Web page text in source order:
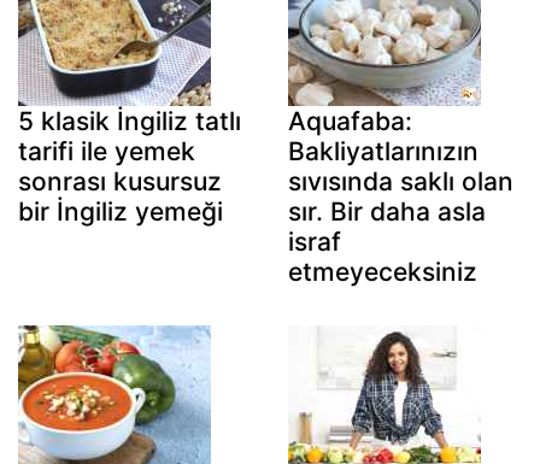
5 klasik İngiliz tatlı
tarifi ile yemek
sonrası kusursuz
bir İngiliz yemeği
Aquafaba:
Bakliyatlarınızın
sıvısında saklı olan
sır. Bir daha asla
israf
etmeyeceksiniz